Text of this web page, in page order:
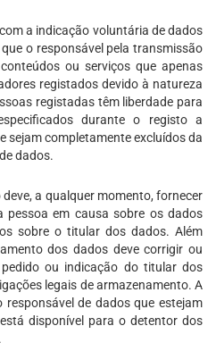
a indicação voluntária de dados
o responsável pela transmissão
ou serviços que apenas
registados devido à natureza
registadas têm liberdade para
durante o registo a
sejam completamente excluídos da
dados.
a qualquer momento, fornecer
pessoa em causa sobre os dados
sobre o titular dos dados. Além
dos dados deve corrigir ou
ou indicação do titular dos
legais de armazenamento. A
de dados que estejam
disponível para o detentor dos